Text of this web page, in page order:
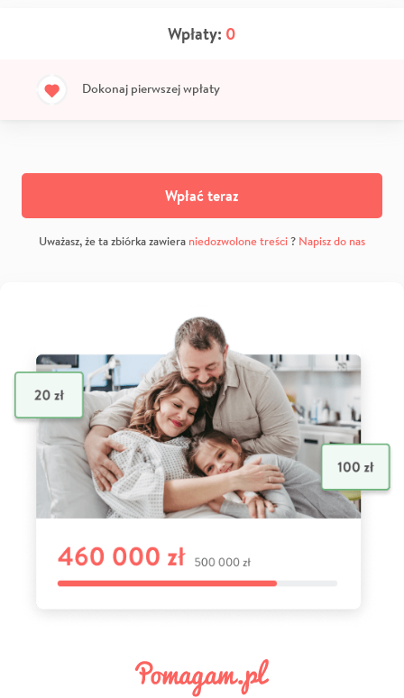
Wpłaty: 0
Dokonaj pierwszej wpłaty
Wpłać teraz
Uważasz, że ta zbiórka zawiera niedozwolone treści? Napisz do nas